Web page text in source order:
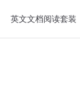
英文文档阅读套装